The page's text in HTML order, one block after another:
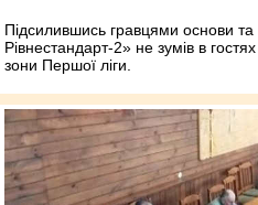
Підсилившись гравцями основи
Рівнестандарт-2» не зумів в
зони Першої ліги.